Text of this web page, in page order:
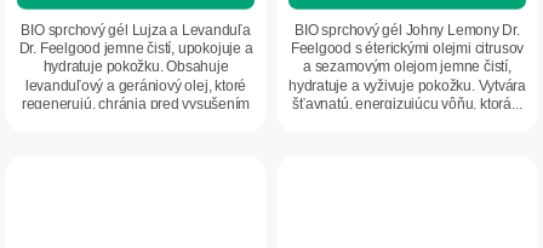
BIO sprchový gél Lujza a Levanduľa
Dr. Feelgood jemne čistí, upokojuje a
hydratuje pokožku. Obsahuje
levanduľový a gerániový olej, ktoré
regenerujú, chránia pred vysušením
BIO sprchový gél Johny Lemony Dr.
Feelgood s éterickými olejmi citrusov
a sezamovým olejom jemne čistí,
hydratuje a vyživuje pokožku. Vytvára
šťavnatú, energizujúcu vôňu, ktorá...